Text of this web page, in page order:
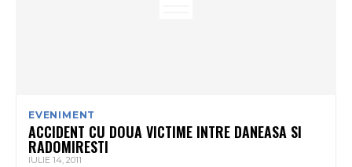
EVENIMENT
ACCIDENT CU DOUA VICTIME INTRE DANEASA SI
RADOMIRESTI
IULIE 14, 2011